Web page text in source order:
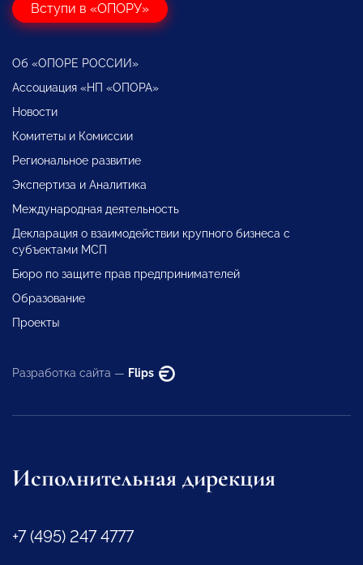
Вступи в «ОПОРУ»
Об «ОПОРЕ РОССИИ»
Ассоциация «НП «ОПОРА»
Новости
Комитеты и Комиссии
Региональное развитие
Экспертиза и Аналитика
Международная деятельность
Декларация о взаимодействии крупного бизнеса с
субъектами МСП
Бюро по защите прав предпринимателей
Образование
Проекты
Разработка сайта — Flips
Исполнительная дирекция
+7 (495) 247 4777